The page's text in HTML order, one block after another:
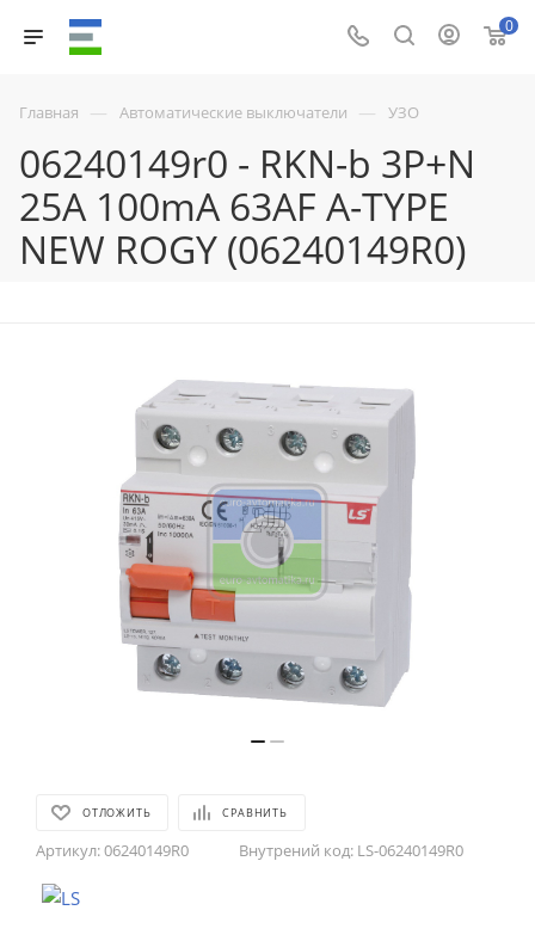
0
Главная — Автоматические выключатели — УЗО
06240149r0 - RKN-b 3P+N
25A 100mA 63AF A-TYPE
NEW ROGY (06240149R0)
ОТЛОЖИТЬ СРАВНИТЬ
Артикул:06240149R0 Внутрений код: LS-06240149R0